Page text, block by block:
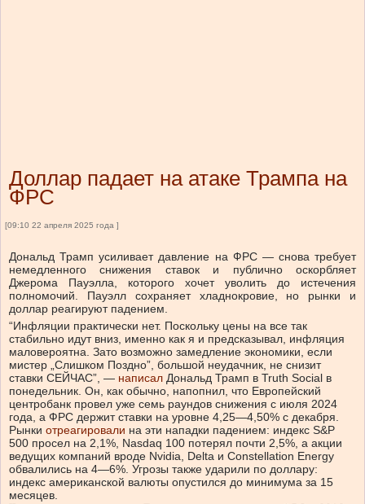
Доллар падает на атаке Трампа на
ФРС
[09:10 22 апреля 2025 года ]
Дональд Трамп усиливает давление на ФРС — снова требует
немедленного снижения ставок и публично оскорбляет
Джерома Пауэлла, которого хочет уволить до истечения
полномочий. Пауэлл сохраняет хладнокровие, но рынки и
доллар реагируют падением.
“Инфляции практически нет. Поскольку цены на все так
стабильно идут вниз, именно как я и предсказывал, инфляция
маловероятна. Зато возможно замедление экономики, если
мистер „Слишком Поздно”, большой неудачник, не снизит
ставки СЕЙЧАС”, — написал Дональд Трамп в Truth Social в
понедельник. Он, как обычно, напопнил, что Европейский
центробанк провел уже семь раундов снижения с июля 2024
года, а ФРС держит ставки на уровне 4,25—4,50% с декабря.
Рынки отреагировали на эти нападки падением: индекс S&P
500 просел на 2,1%, Nasdaq 100 потерял почти 2,5%, а акции
ведущих компаний вроде Nvidia, Delta и Constellation Energy
обвалились на 4—6%. Угрозы также ударили по доллару:
индекс американской валюты опустился до минимума за 15
месяцев.